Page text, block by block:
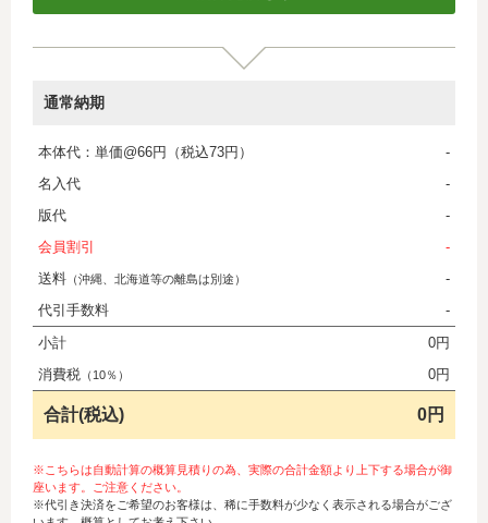
通常納期
本体代：単価@66円（税込73円）
-
名入代
-
版代
-
会員割引
-
送料 （沖縄、北海道等の離島は別途）
-
代引手数料
-
小計
0円
消費税 （10％） 0円
合計(税込) 0円
※こちらは自動計算の概算見積りの為、実際の合計金額より上下する場合が御
座います。ご注意ください。
※代引き決済をご希望のお客様は、稀に手数料が少なく表示される場合がござ